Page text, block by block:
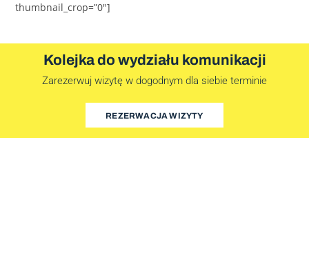
thumbnail_crop=”0″]
Kolejka do wydziału komunikacji
Zarezerwuj wizytę w dogodnym dla siebie terminie
REZERWACJA WIZYTY